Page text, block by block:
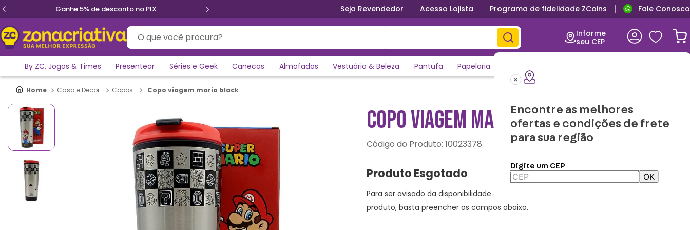
Ganhe 5% de desconto no PIX Parcele em até 12x sem juros Primeira troca grátis
Seja Revendedor Acesso Lojista Programa de fidelidade ZCoins Fale Conosco
O que você procura?
Informe
seu CEP
Encontre as melhores
ofertas e condições de frete
para sua região
Digite um CEP
OK
By ZC, Jogos & Times Presentear Séries e Geek Canecas Almofadas Vestuário & Beleza Pantufa Papelaria
Casa e Decor Copos Copo viagem mario black
COPO VIAGEM MARIO BLACK
: 10023378